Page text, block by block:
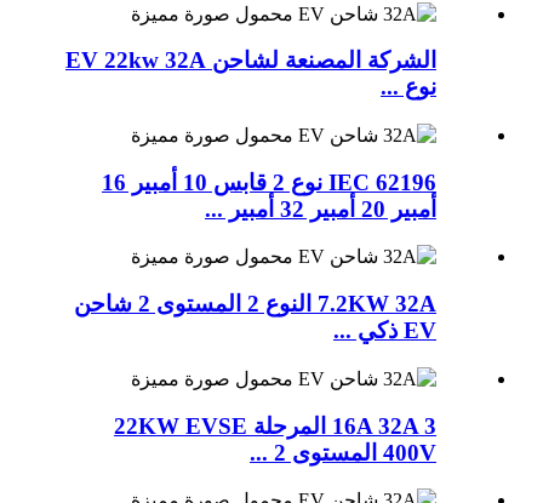
الشركة المصنعة لشاحن EV 22kw 32A
نوع ...
IEC 62196 نوع 2 قابس 10 أمبير 16
أمبير 20 أمبير 32 أمبير ...
7.2KW 32A النوع 2 المستوى 2 شاحن
EV ذكي ...
16A 32A 3 المرحلة 22KW EVSE
400V المستوى 2 ...